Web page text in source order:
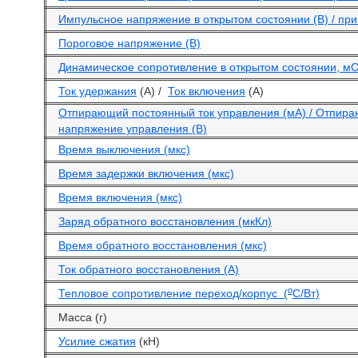
Импульсное напряжение в открытом состоянии (В) /
Пороговое напряжение (В)
Динамическое сопротивление в открытом состоянии,
Ток удержания (А) / Ток включения (А)
Отпирающий постоянный ток управления (мА) /
напряжение управления (В)
Время выключения (мкс)
Время задержки включения (мкс)
Время включения (мкс)
Заряд обратного восстановления (мкКл)
Время обратного восстановления (мкс)
Ток обратного восстановления (А)
Тепловое сопротивление переход/корпус (oС/Вт)
Масса (г)
Усилие сжатия (кН)